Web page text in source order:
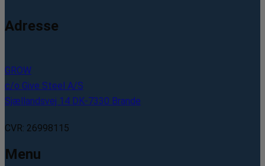
Adresse
GROW
c/o Give Steel A/S
Sjællandsvej 14 DK-7330 Brande
CVR: 26998115
Menu